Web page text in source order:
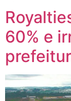
60% e